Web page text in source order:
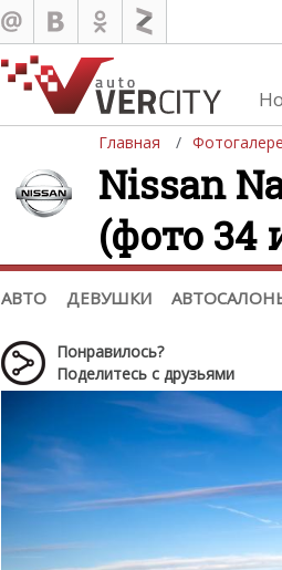
Главная
Nissan
(фото 34
АВТО ДЕВУШКИ
Автомобили
Последние добавления
Список марок
(+1102)
Понравилось?
Поделитесь с друзьями